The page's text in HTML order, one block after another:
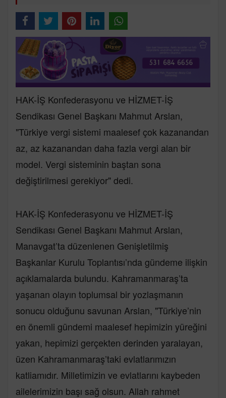
HAK-İŞ Konfederasyonu ve HİZMET-İŞ
Sendikası Genel Başkanı Mahmut Arslan,
"Türkiye vergi sistemi maalesef çok kazanandan
az, az kazanandan daha fazla vergi alan bir
model. Vergi sisteminin baştan sona
değiştirilmesi gerekiyor" dedi.
HAK-İŞ Konfederasyonu ve HİZMET-İŞ
Sendikası Genel Başkanı Mahmut Arslan,
Manavgat’ta düzenlenen Genişletilmiş
Başkanlar Kurulu Toplantısı’nda gündeme ilişkin
açıklamalarda bulundu. Kahramanmaraş’ta
yaşanan olayın toplumsal bir yozlaşmanın
sonucu olduğunu savunan Arslan, "Türkiye’nin
en önemli gündemi maalesef hepimizin yüreğini
yakan, hepimizi gerçekten derinden yaralayan,
üzen Kahramanmaraş’taki evlatlarımızın
katliamıdır. Milletimizin ve evlatlarını kaybeden
ailelerimizin başı sağ olsun. Allah rahmet